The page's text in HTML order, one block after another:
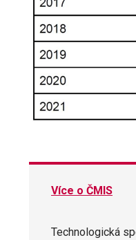
Více o ČMIS
Technologická